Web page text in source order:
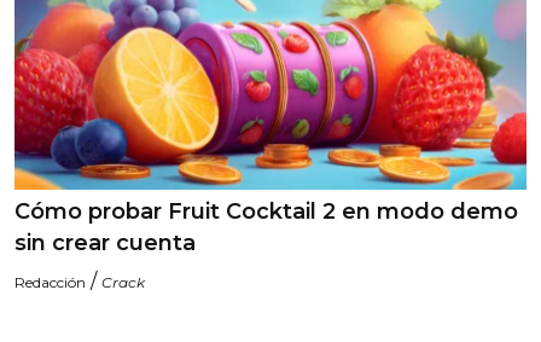
Cómo probar Fruit Cocktail 2 en modo demo
sin crear cuenta
Redacción / Crack